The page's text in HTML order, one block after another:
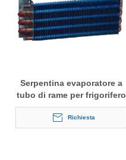
Serpentina evaporatore a
tubo di rame per frigorifero
Richiesta